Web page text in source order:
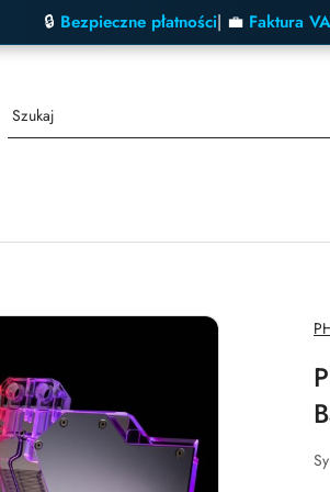
🔒 Bezpieczne płatności| 💼 Faktura